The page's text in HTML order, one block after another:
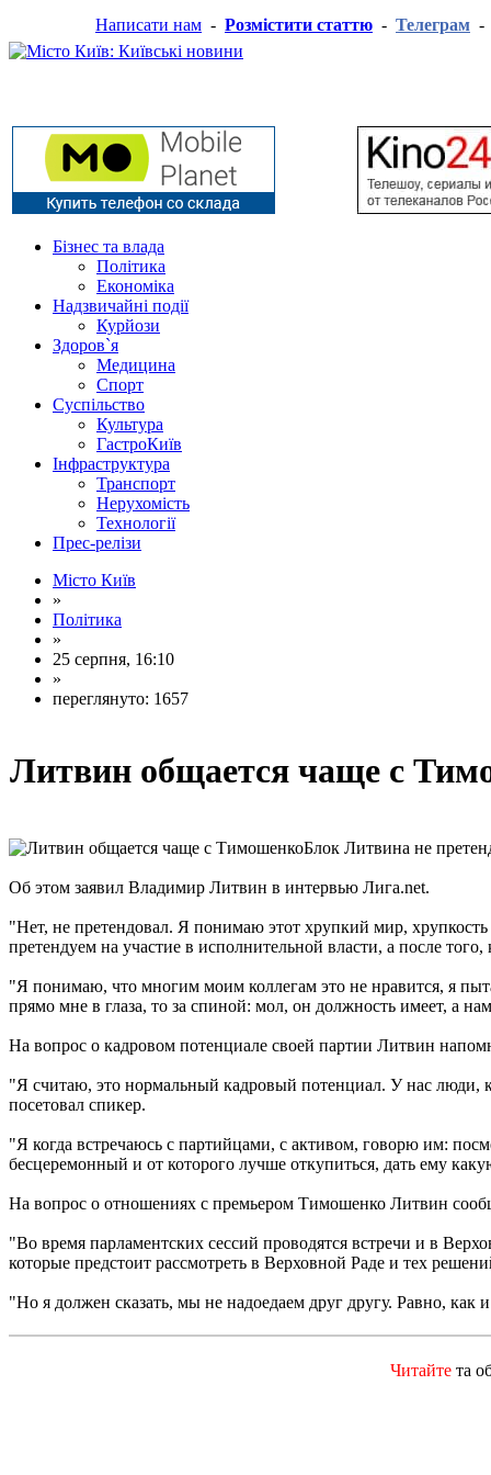
Написати нам - Розмістити статтю - Телеграм -
Бізнес та влада
Політика
Економіка
Надзвичайні події
Курйози
Здоров`я
Медицина
Спорт
Суспільство
Культура
ГастроКиїв
Інфраструктура
Транспорт
Нерухомість
Технології
Прес-релізи
Місто Київ
»
Політика
»
25 серпня, 16:10
»
переглянуто: 1657
Литвин общается чаще с
Блок Литвина не
Об этом заявил Владимир Литвин в интервью Лига.net.
"Нет, не претендовал. Я понимаю этот хрупкий мир,
претендуем на участие в исполнительной власти, а после
"Я понимаю, что многим моим коллегам это не нравится, я
прямо мне в глаза, то за спиной: мол, он должность имеет, а
На вопрос о кадровом потенциале своей партии Литвин
"Я считаю, это нормальный кадровый потенциал. У нас люди,
посетовал спикер.
"Я когда встречаюсь с партийцами, с активом, говорю им:
бесцеремонный и от которого лучше откупиться, дать ему
На вопрос о отношениях с премьером Тимошенко Литвин
"Во время парламентских сессий проводятся встречи и в
которые предстоит рассмотреть в Верховной Раде и тех
"Но я должен сказать, мы не надоедаем друг другу. Равно,
Читайте та